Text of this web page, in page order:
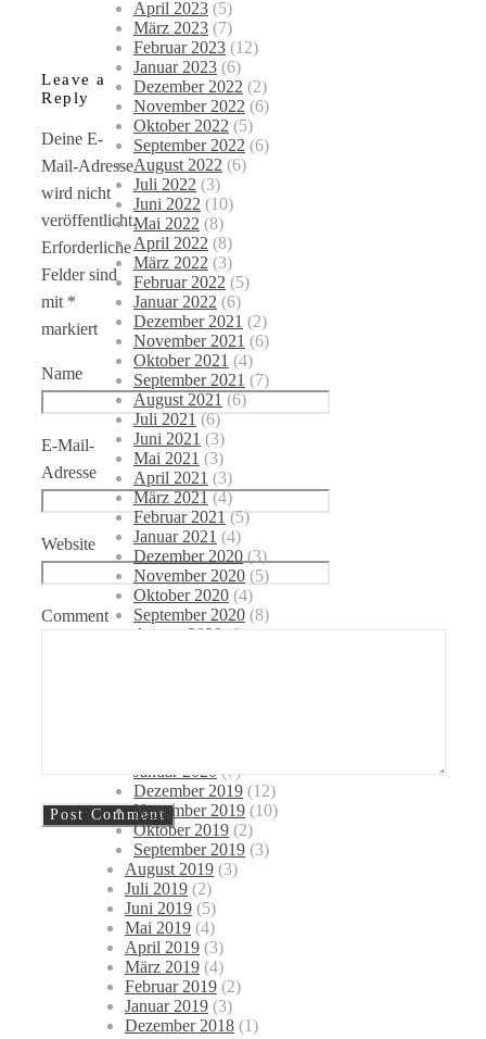
Leave a
Reply
Deine E-
Mail-Adresse
wird nicht
veröffentlicht.
Erforderliche
Felder sind
mit *
markiert
Name
E-Mail-
Adresse
Website
Comment
April 2023 (5)
März 2023 (7)
Februar 2023 (12)
Januar 2023 (6)
Dezember 2022 (2)
November 2022 (6)
Oktober 2022 (5)
September 2022 (6)
August 2022 (6)
Juli 2022 (3)
Juni 2022 (10)
Mai 2022 (8)
April 2022 (8)
März 2022 (3)
Februar 2022 (5)
Januar 2022 (6)
Dezember 2021 (2)
November 2021 (6)
Oktober 2021 (4)
September 2021 (7)
August 2021 (6)
Juli 2021 (6)
Juni 2021 (3)
Mai 2021 (3)
April 2021 (3)
März 2021(4)
Februar 2021 (5)
Januar 2021 (4)
Dezember 2020 (3)
November 2020 (5)
Oktober 2020 (4)
September 2020 (8)
August 2020 (8)
Januar 2020 (7)
Dezember 2019 (12)
November 2019 (10)
Oktober 2019 (2)
September 2019 (3)
August 2019 (3)
Juli 2019 (2)
Juni 2019 (5)
Mai 2019 (4)
April 2019 (3)
März 2019 (4)
Februar 2019 (2)
Januar 2019 (3)
Dezember 2018 (1)